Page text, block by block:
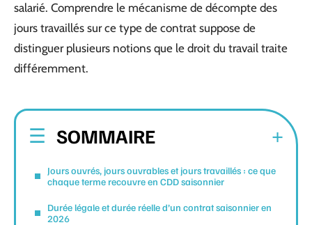
salarié. Comprendre le mécanisme de décompte des
jours travaillés sur ce type de contrat suppose de
distinguer plusieurs notions que le droit du travail traite
différemment.
SOMMAIRE
Jours ouvrés, jours ouvrables et jours travaillés : ce que
chaque terme recouvre en CDD saisonnier
Durée légale et durée réelle d’un contrat saisonnier en
2026